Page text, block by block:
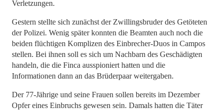
Verletzungen.
Gestern stellte sich zunächst der Zwillingsbruder des Getöteten
der Polizei. Wenig später konnten die Beamten auch noch die
beiden flüchtigen Komplizen des Einbrecher-Duos in Campos
stellen. Bei ihnen soll es sich um Nachbarn des Geschädigten
handeln, die die Finca ausspioniert hatten und die
Informationen dann an das Brüderpaar weitergaben.
Der 77-Jährige und seine Frauen sollen bereits im Dezember
Opfer eines Einbruchs gewesen sein. Damals hatten die Täter